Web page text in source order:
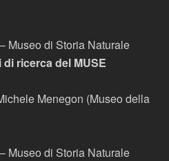
Museo di Storia Naturale
ricerca del MUSE
Menegon (Museo della
Museo di Storia Naturale